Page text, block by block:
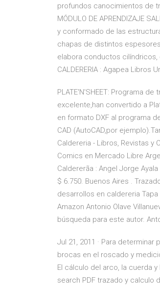
profundos canocimientos de
MÓDULO DE APRENDIZAJE
y conformado de las
chapas de distintos
elabora conductos cilíndricos,
CALDERERIA : Agapea Libros
PLATE'N'SHEET: Programa
excelente,han convertido a
en formato DXF al programa
CAD (AutoCAD,por
Caldereria - Libros, Revistas y
Comics en Mercado Libre
Caldererã­a : Angel Jorge
$ 6.750. Buenos Aires .
desarrollos en caldereria Tapa
Amazon Antonio Olave
búsqueda para este autor.
Jul 21, 2011 · Para
brocas en el roscado y
El cálculo del arco, la cuerda
search PDF trazado y calculo